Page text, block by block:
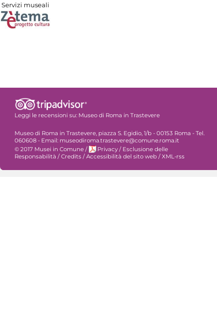
Servizi museali
Leggi le recensioni su: Museo di Roma in Trastevere
Museo di Roma in Trastevere, piazza S. Egidio, 1/b - 00153 Roma - Tel.
060608 - Email: museodiroma.trastevere@comune.roma.it
© 2017 Musei in Comune / Privacy / Esclusione delle
Responsabilità /Credits /Accessibilità del sito web /XML-rss